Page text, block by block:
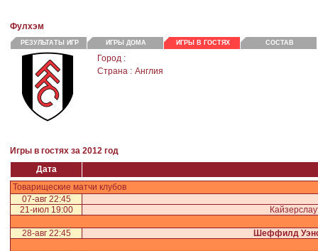
Фулхэм
РЕЗУЛЬТАТЫ ИГР ИГРЫ ДОМА ИГРЫ В ГОСТЯХ СОСТАВ
Город :
Страна : Англия
Игры в гостях за 2012 год
Дата
Товарищеские матчи клубов
07-авг 22:45
21-июл 19:00
28-авг 22:45 Шеффилд